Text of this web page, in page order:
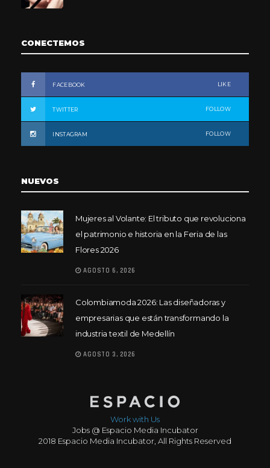
CONECTEMOS
FACEBOOK LIKE
TWITTER FOLLOW
INSTAGRAM FOLLOW
NUEVOS
Mujeres al Volante: El tributo que revoluciona
el patrimonio e historia en la Feria de las
Flores 2026
AGOSTO 6, 2026
Colombiamoda 2026: Las diseñadoras y
empresarias que están transformando la
industria textil de Medellín
AGOSTO 3, 2026
Work with Us
Jobs @ Espacio Media Incubator
2018 Espacio Media Incubator, All Rights Reserved